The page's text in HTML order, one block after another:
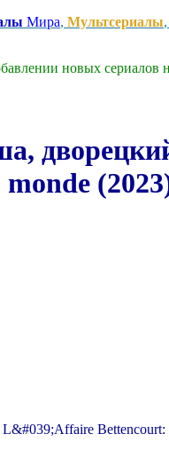
Мира, Мультсериалы,
новых сериалов